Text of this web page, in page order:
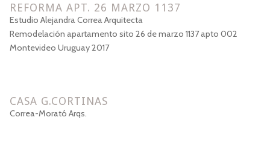
REFORMA APT. 26 MARZO 1137
Estudio Alejandra Correa Arquitecta
Remodelación apartamento sito 26 de marzo 1137 apto 002
Montevideo Uruguay 2017
CASA G.CORTINAS
Correa-Morató Arqs.